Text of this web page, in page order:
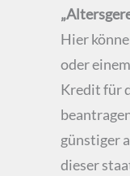
Hier
oder
Kredit für
günstiger
dieser